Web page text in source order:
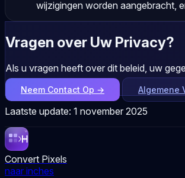
wijzigingen worden aangebracht,
Vragen over Uw Privacy?
Als u vragen heeft over dit beleid, uw
Neem Contact Op → Algemene
Laatste update: 1 november 2025
Convert Pixels
naar inches